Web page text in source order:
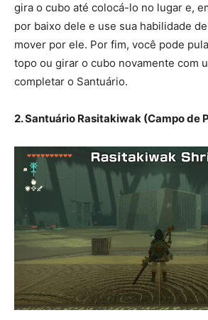
gira o cubo até colocá-lo no lugar e,
por baixo dele e use sua habilidade
mover por ele. Por fim, você pode
topo ou girar o cubo novamente com
completar o Santuário.
2. Santuário Rasitakiwak (Campo de